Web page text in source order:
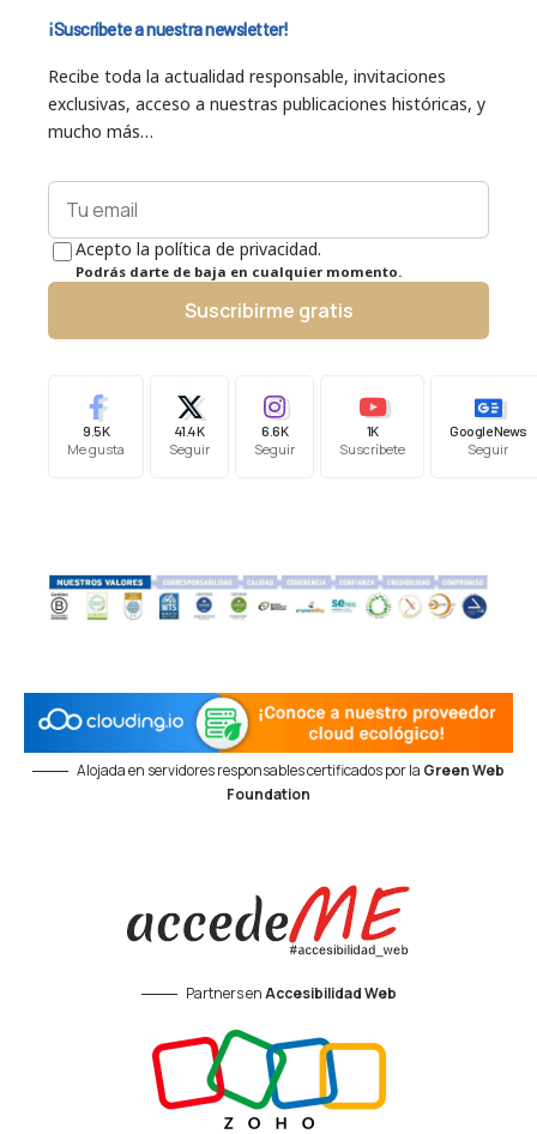
¡Suscríbete a nuestra newsletter!
Recibe toda la actualidad responsable, invitaciones
exclusivas, acceso a nuestras publicaciones históricas, y
mucho más…
Acepto la política de privacidad.
Podrás darte de baja en cualquier momento.
Suscribirme gratis
9.5K
Me gusta
41.4K
Seguir
6.6K
Seguir
1K
Suscríbete
Google News
Seguir
Alojada en servidores responsables certificados por la Green Web
Foundation
Partners enAccesibilidad Web